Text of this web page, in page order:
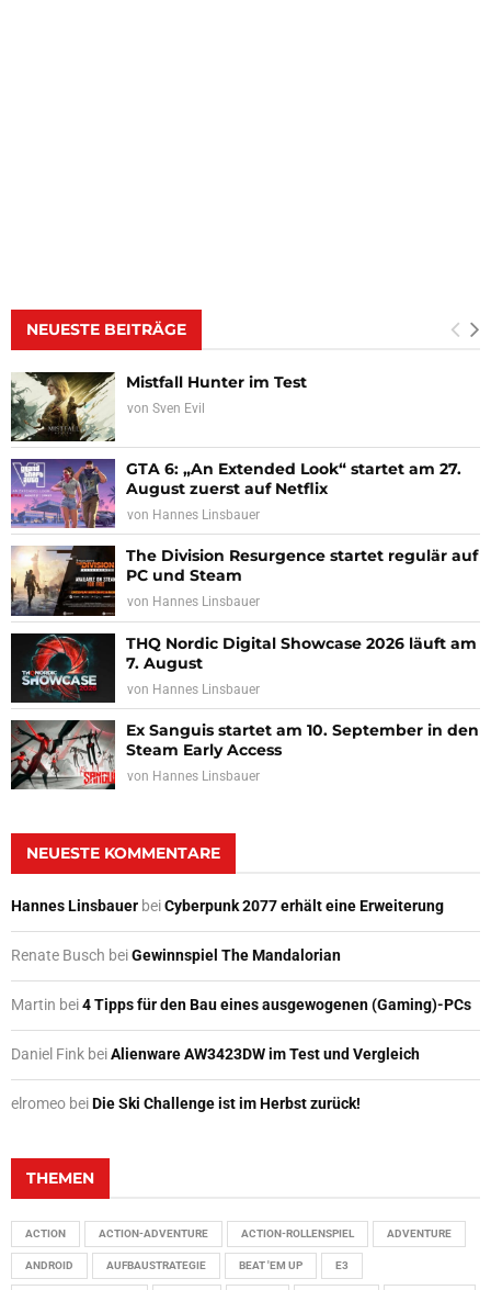
NEUESTE BEITRÄGE
Mistfall Hunter im Test
von Sven Evil
GTA 6: „An Extended Look“ startet am 27.
August zuerst auf Netflix
von Hannes Linsbauer
The Division Resurgence startet regulär auf
PC und Steam
von Hannes Linsbauer
THQ Nordic Digital Showcase 2026 läuft am
7. August
von Hannes Linsbauer
Ex Sanguis startet am 10. September in den
Steam Early Access
von Hannes Linsbauer
NEUESTE KOMMENTARE
Hannes Linsbauer beiCyberpunk 2077 erhält eine Erweiterung
Renate Busch beiGewinnspiel The Mandalorian
Martin bei4 Tipps für den Bau eines ausgewogenen (Gaming)-PCs
Daniel Fink beiAlienware AW3423DW im Test und Vergleich
elromeo beiDie Ski Challenge ist im Herbst zurück!
THEMEN
ACTION ACTION-ADVENTURE ACTION-ROLLENSPIEL ADVENTURE
ANDROID AUFBAUSTRATEGIE BEAT 'EM UP E3